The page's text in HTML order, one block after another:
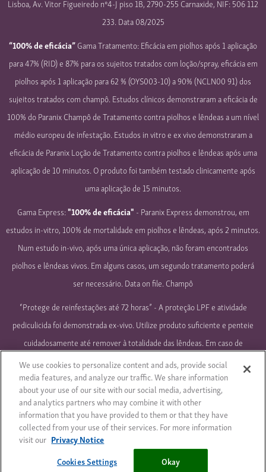
Lisboa, Av. Vitor Figueiredo nº4-J piso 1B, 2790-255 Carnaxide, NIF: 506 112
233. Data 08/2025
“100% de eficácia”Gama Tratamento: Eficácia em piolhos após 1 aplicação
para 47% (RID) e 87% para os sujeitos tratados com loção/spray, eficácia em
piolhos após 1 aplicação para 62 % (OYS003-10) a 90% (NCLN00 91) dos
sujeitos tratados com champô. Estudos clínicos demonstraram a eficácia de
100% do Paranix Champô de Tratamento contra piolhos e lêndeas a um nível
médio europeu de infestação. Estudos in vitro e ex vivo demonstraram a
eficácia de Paranix Loção de Tratamento contra piolhos e lêndeas após uma
aplicação de 10 minutos. O produto foi também testado clinicamente após
uma aplicação de 15 minutos.
Gama Express:"100% de eficácia" - Paranix Express demonstrou, em
estudos in-vitro, 100% de mortalidade em piolhos e lêndeas, após 2 minutos.
Num estudo in-vivo, após uma única aplicação, não foram encontrados
piolhos e lêndeas vivos. Em alguns casos, um segundo tratamento poderá
ser necessário. Data on file. Champô
“Protege de reinfestações até 72 horas” - A proteção LPF e atividade
pediculicida foi demonstrada ex-vivo. Utilize produto suficiente e penteie
cuidadosamente até remover à totalidade das lêndeas. Em caso de
reinfestação ou infestação atípica, o tratamento deve ser repetido.
© 2018 – Todos os direitos reservados
Política de Privacidade
Informação Legal
Sitemap
Privacy Notice
Cookie Statement
Cookie List
Cookies Settings
We use cookies to personalize content and ads, provide social
media features, and analyze our traffic. We share information
about your use of our site with our social media, advertising,
and analytics partners who may combine it with other
information that you have provided to them or that they have
collected from your use of their services. For more information
visit our Privacy Notice
Cookies Settings
Okay